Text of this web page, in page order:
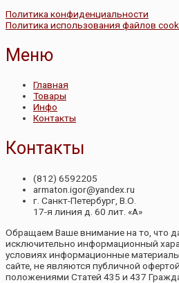
Политика конфиденциальности
Политика использования файлов
Меню
Главная
Товары
Инфо
Контакты
Контакты
(812) 6592205
armaton.igor@yandex.ru
г. Санкт-Петербург, В.О.
17-я линия д. 60 лит. «А»
Обращаем Ваше внимание на то, что
исключительно информационный
условиях информационные
сайте, не являются публичной
положениями Статей 435 и 437